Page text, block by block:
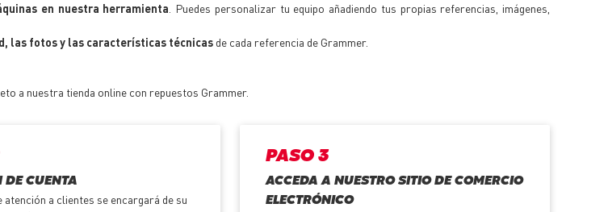
en nuestra herramienta . Puedes personalizar tu equipo añadiendo tus propias referencias, imágenes,
las fotos y las características técnicas de cada referencia de Grammer.
a nuestra tienda online con repuestos Grammer.
DE CUENTA
atención a clientes se encargará de su
PASO 3
ACCEDA A NUESTRO SITIO DE COMERCIO
ELECTRÓNICO